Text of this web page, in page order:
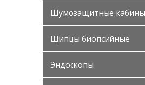
Шумозащитные кабины
Щипцы биопсийные
Эндоскопы